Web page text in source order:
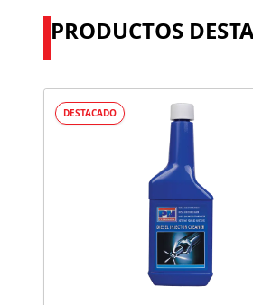
PRODUCTOS
DESTACADO